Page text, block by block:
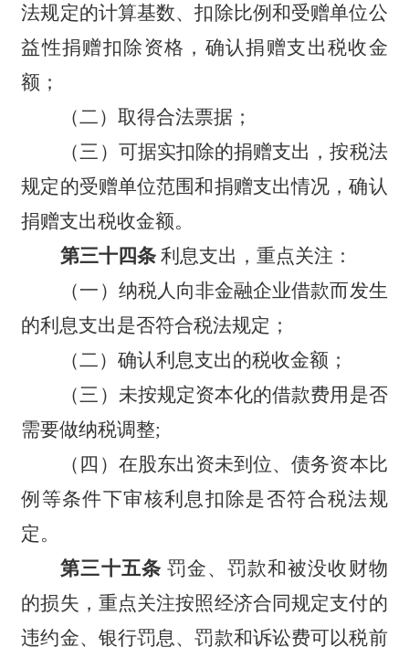
法规定的计算基数、扣除比例和受赠单位公
益性捐赠扣除资格，确认捐赠支出税收金
额；
（二）取得合法票据；
（三）可据实扣除的捐赠支出，按税法
规定的受赠单位范围和捐赠支出情况，确认
捐赠支出税收金额。
第三十四条 利息支出，重点关注：
（一）纳税人向非金融企业借款而发生
的利息支出是否符合税法规定；
（二）确认利息支出的税收金额；
（三）未按规定资本化的借款费用是否
需要做纳税调整;
（四）在股东出资未到位、债务资本比
例等条件下审核利息扣除是否符合税法规
定。
第三十五条 罚金、罚款和被没收财物
的损失，重点关注按照经济合同规定支付的
违约金、银行罚息、罚款和诉讼费可以税前